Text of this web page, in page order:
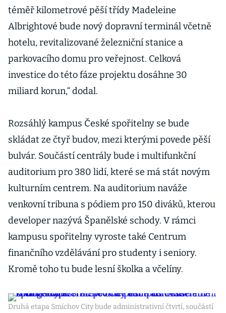
téměř kilometrové pěší třídy Madeleine
Albrightové bude nový dopravní terminál včetně
hotelu, revitalizované železniční stanice a
parkovacího domu pro veřejnost. Celková
investice do této fáze projektu dosáhne 30
miliard korun,“ dodal.
Rozsáhlý kampus České spořitelny se bude
skládat ze čtyř budov, mezi kterými povede pěší
bulvár. Součástí centrály bude i multifunkční
auditorium pro 380 lidí, které se má stát novým
kulturním centrem. Na auditorium naváže
venkovní tribuna s pódiem pro 150 diváků, kterou
developer nazývá Španělské schody. V rámci
kampusu spořitelny vyroste také Centrum
finančního vzdělávání pro studenty i seniory.
Kromě toho tu bude lesní školka a včelíny.
Druhá etapa Smíchov City bude administrativní čtvrtí, součástí